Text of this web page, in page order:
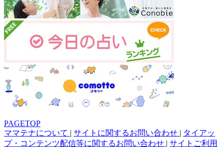
PAGETOP
ママテナについて | サイトに関するお問い合わせ | タイアッ
プ・コンテンツ配信等に関するお問い合わせ | サイトご利用